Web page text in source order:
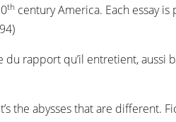
th century America. Each essay
du rapport qu’il entretient, aussi
the abysses that are different.